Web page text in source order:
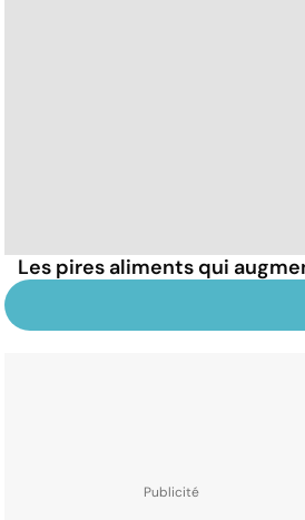
Les pires aliments qui